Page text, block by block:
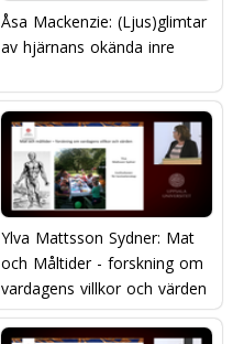
Åsa Mackenzie: (Ljus)glimtar
av hjärnans okända inre
Ylva Mattsson Sydner: Mat
och Måltider - forskning om
vardagens villkor och värden